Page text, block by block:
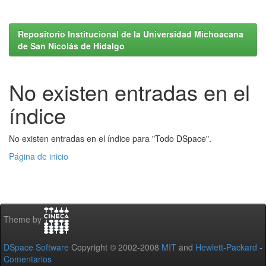
Repositorio Institucional de la Universidad Michoacana
de San Nicolás de Hidalgo
No existen entradas en el
índice
No existen entradas en el índice para "Todo DSpace".
Página de inicio
Theme by
DSpace Software Copyright © 2002-2008 MIT and Hewlett-Packard -
Comentarios